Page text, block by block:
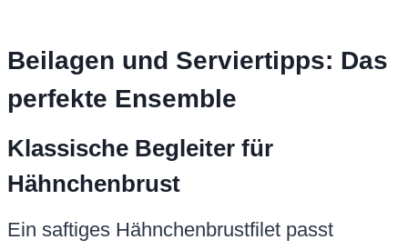
Beilagen und Serviertipps: Das
perfekte Ensemble
Klassische Begleiter für
Hähnchenbrust
Ein saftiges Hähnchenbrustfilet passt